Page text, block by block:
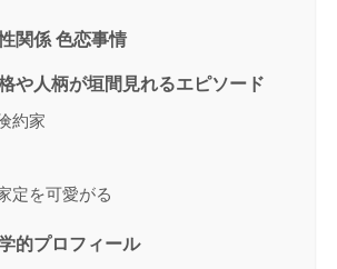
関係 色恋事情
や人柄が垣間見れるエピソード
約家
定を可愛がる
的プロフィール